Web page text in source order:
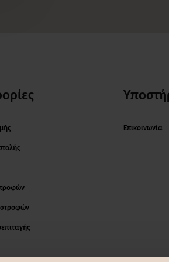
Επικοινωνία